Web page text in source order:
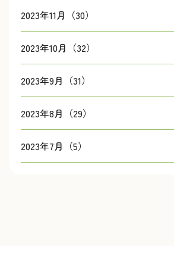
2023年11月（30）
2023年10月（32）
2023年9月（31）
2023年8月（29）
2023年7月（5）